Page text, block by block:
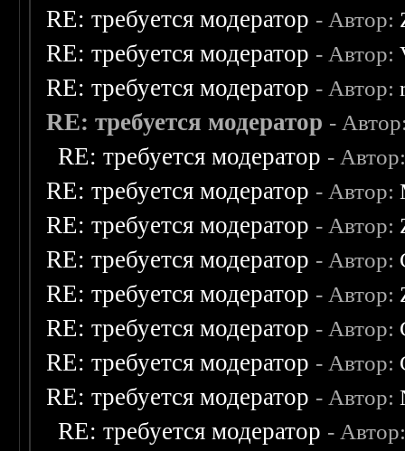
RE: требуется модератор - Автор:
RE: требуется модератор - Автор:
RE: требуется модератор - Автор:
RE: требуется модератор -
RE: требуется модератор -
RE: требуется модератор - Автор:
RE: требуется модератор - Автор:
RE: требуется модератор - Автор:
RE: требуется модератор - Автор:
RE: требуется модератор - Автор:
RE: требуется модератор - Автор:
RE: требуется модератор - Автор:
RE: требуется модератор -